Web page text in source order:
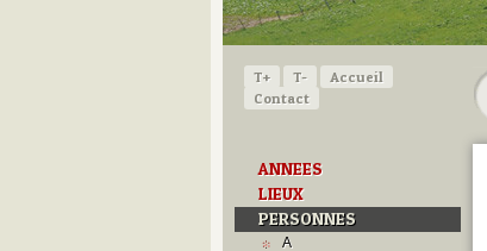
T+ T-
Accueil
Contact
ANNEES
LIEUX
PERSONNES
A